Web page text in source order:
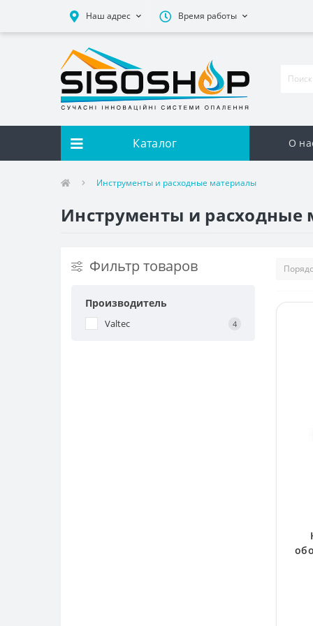
Наш адрес Время работы
Каталог О
Инструменты и расходные материалы
Инструменты и расходные
Фильтр товаров
Производитель
Valtec 4